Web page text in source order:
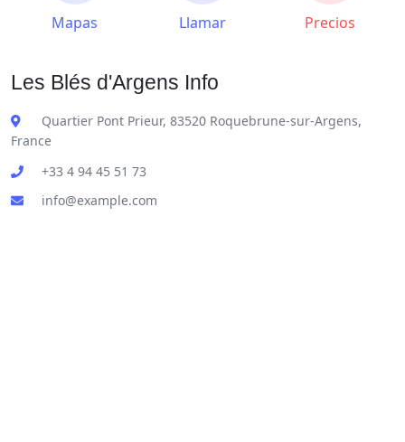
Mapas Llamar Precios
Les Blés d'Argens Info
Quartier Pont Prieur, 83520 Roquebrune-sur-Argens,
France
+33 4 94 45 51 73
info@example.com